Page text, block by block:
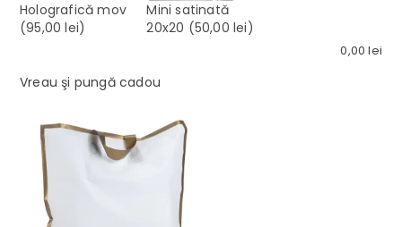
Holografică mov
(95,00 lei)
Mini satinată
20x20 (50,00 lei)
0,00lei
Vreau şi pungă cadou